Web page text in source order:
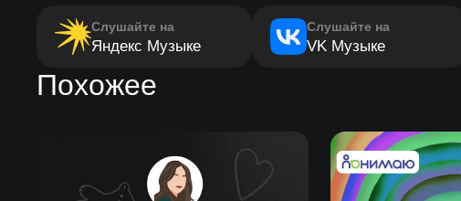
Слушайте на
Яндекс Музыке
Слушайте на
VK Музыке
Похожее